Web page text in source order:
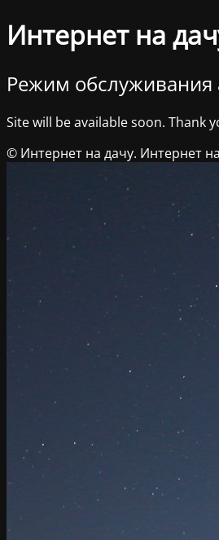
Интернет на
Режим обслуживания
Site will be available soon. Thank
© Интернет на дачу. Интернет